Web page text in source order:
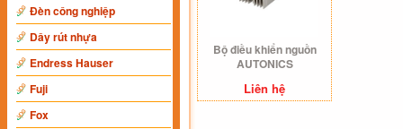
Đèn công nghiệp
Dây rút nhựa
Endress Hauser
Fuji
Fox
Bộ điều khiển nguồn
AUTONICS
Liên hệ